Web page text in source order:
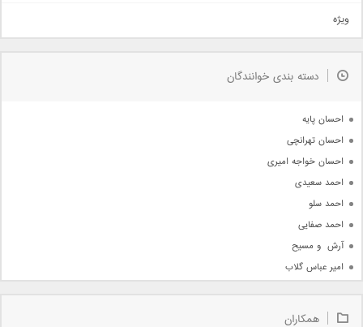
دمو
مذهبی
جدیدترین ها
ویژه
دسته بندی خوانندگان
احسان پایه
احسان تهرانچی
احسان خواجه امیری
احمد سعیدی
احمد سلو
احمد صفایی
آرش  و مسیح
امیر عباس گلاب
امیر علی
همکاران